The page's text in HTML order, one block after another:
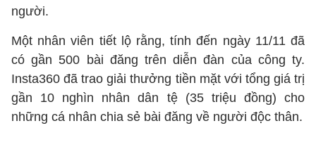
người.
Một nhân viên tiết lộ rằng, tính đến ngày 11/11 đã
có gần 500 bài đăng trên diễn đàn của công ty.
Insta360 đã trao giải thưởng tiền mặt với tổng giá trị
gần 10 nghìn nhân dân tệ (35 triệu đồng) cho
những cá nhân chia sẻ bài đăng về người độc thân.